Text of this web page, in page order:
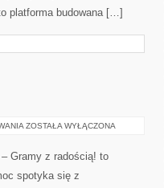
platforma budowana […]
EDUKACJA
ZOSTAŁA WYŁĄCZONA
Gramy z radością! to
spotyka się z